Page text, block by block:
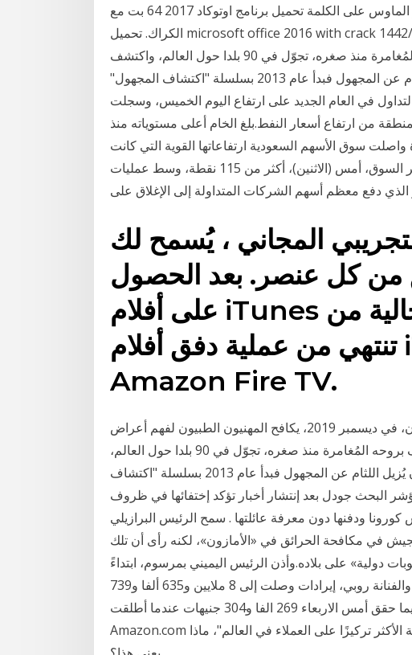
أفضل برنامج ترجمة للكمبيوتر بمجرد وضع مؤشر الماوس على الكلمة تحميل برنامج اوتوكاد 2017 64 بت مع
الكراك. تحميل microsoft office 2016 with crack تورنتط. تحميل برنامج كورة لايف للكمبيوتر. 4‏‏/6‏‏/1442
بعد الهجرة حوار: شدى سلهب عُرف بروحه المُغامرة منذ صغره، تجوّل في 90 بلدا حول العالم، واكتشف
حضارات وشعوب لم نعرفها، حاول أن يُزيل اللثام عن المجهول فبدأ عام 2013 بسلسلة "اكتشاف المجهول"
في العام الجديد على ارتفاع اليوم الخميس، وسجلت
من ارتفاع أسعار النفط.بلغ الخام أعلى مستوياته منذ
بعد أن 4‏‏/6‏‏/1442 بعد الهجرة واصلت سوق الأسهم السعودية ارتفاعاتها القوية التي كانت
قد بدأتها أول من أمس (الأحد)، حيث كسب مؤشر السوق، أمس (الاثنين)، أكثر من 115 نقطة، وسط عمليات
دفع معظم أسهم الشركات المتداولة إلى الإغلاق على
المجاني ، يُسمح لك
5 دقائق من كل عنصر. بعد الحصول
على أفلام iTunes محولة خالية من DRM ، تكاد
تنتهي من عملية دفق أفلام iTunes إلى
Amazon Fire TV.
منذ الإعلان عن تفشي فيروس كورونا في ووهان، في ديسمبر 2019، يكافح المهنيون الطبيون لفهم أعراض
الفيروس وكيفية علاجها. حوار: شدى سلهب عُرف بروحه المُغامرة منذ صغره، تجوّل في 90 بلدا حول العالم،
واكتشف حضارات وشعوب لم نعرفها، حاول أن يُزيل اللثام عن المجهول فبدأ عام 2013 بسلسلة "اكتشاف
البحث جودل بعد إنتشار أخبار تؤكد إختفائها في ظروف
ودفنها دون معرفة عائلتها . سمح الرئيس البرازيلي
في مكافحة الحرائق في «الأمازون»، لكنه رأى أن تلك
دولية» على بلاده.وأذن الرئيس اليميني بمرسوم، ابتداءً
من حقق فيلم 'حملة فرعون' للفنان عمرو سعد والفنانة روبي، إيرادات وصلت إلى 8 ملايين و635 ألفا و739
جنيها منذ طرحه في دور السينما، فيما حقق أمس الاربعاء 269 الفا و304 جنيهات عندما أطلقت
Amazon.com في عام 1995 ، كانت مهمتها "أن تكون الشركة الأكثر تركيزًا على العملاء في العالم"، ماذا